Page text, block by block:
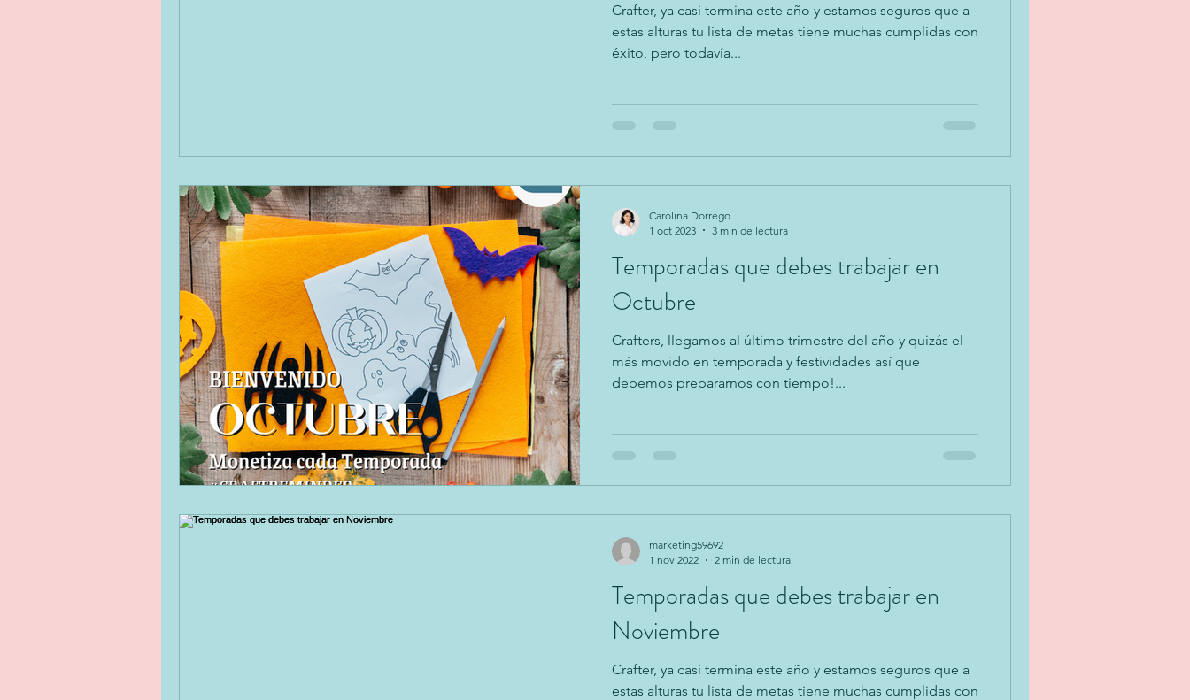
Crafter, ya casi termina este año y estamos seguros que a
estas alturas tu lista de metas tiene muchas cumplidas con
éxito, pero todavía...
Temporadas que debes trabajar en
Octubre
Crafters, llegamos al último trimestre del año y quizás el
más movido en temporada y festividades así que
debemos prepararnos con tiempo!...
Carolina Dorrego
1 oct 2023
3 min de lectura
Temporadas que debes trabajar en
Noviembre
Crafter, ya casi termina este año y estamos seguros que a
estas alturas tu lista de metas tiene muchas cumplidas con
marketing59692
1 nov 2022
2 min de lectura